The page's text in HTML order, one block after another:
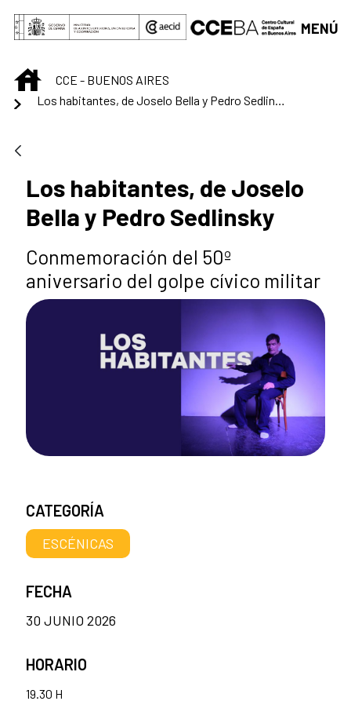
Saltar al contenido principal
MENÚ
INICIOCCE - BUENOS AIRES
Los habitantes, de Joselo Bella y Pedro Sedlinsky
Los habitantes, de Joselo
Bella y Pedro Sedlinsky
Conmemoración del 50º
aniversario del golpe cívico militar
CATEGORÍA
ESCÉNICAS
FECHA
30 JUNIO 2026
HORARIO
19.30 H